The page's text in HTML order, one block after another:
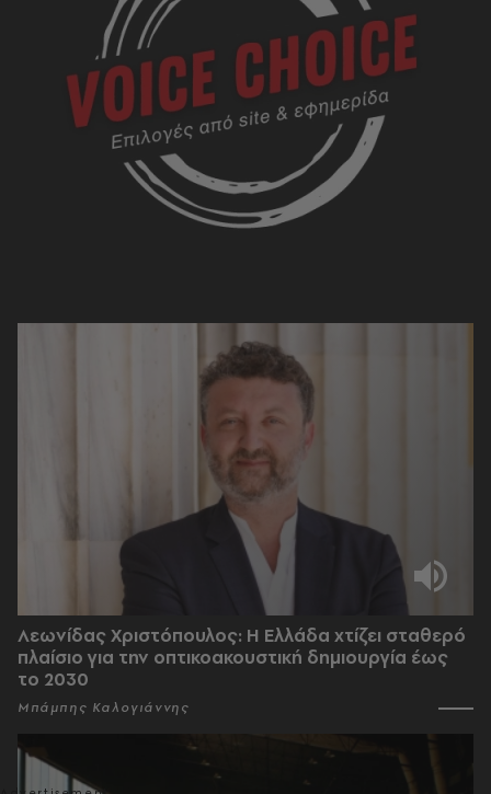
Λεωνίδας Χριστόπουλος: Η Ελλάδα χτίζει σταθερό
πλαίσιο για την οπτικοακουστική δημιουργία έως
το 2030
Μπάμπης Καλογιάννης